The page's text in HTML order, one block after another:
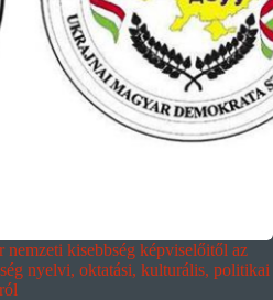
kisebbség képviselőitől az
nyelvi, oktatási, kulturális, politikai